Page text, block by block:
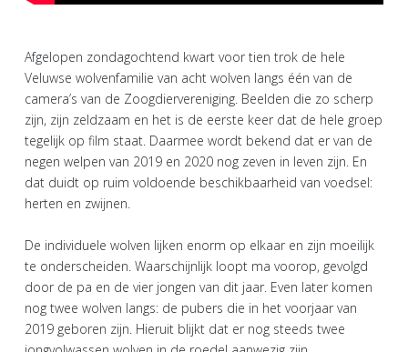
Afgelopen zondagochtend kwart voor tien trok de hele
Veluwse wolvenfamilie van acht wolven langs één van de
camera’s van de Zoogdiervereniging. Beelden die zo scherp
zijn, zijn zeldzaam en het is de eerste keer dat de hele groep
tegelijk op film staat. Daarmee wordt bekend dat er van de
negen welpen van 2019 en 2020 nog zeven in leven zijn. En
dat duidt op ruim voldoende beschikbaarheid van voedsel:
herten en zwijnen.
De individuele wolven lijken enorm op elkaar en zijn moeilijk
te onderscheiden. Waarschijnlijk loopt ma voorop, gevolgd
door de pa en de vier jongen van dit jaar. Even later komen
nog twee wolven langs: de pubers die in het voorjaar van
2019 geboren zijn. Hieruit blijkt dat er nog steeds twee